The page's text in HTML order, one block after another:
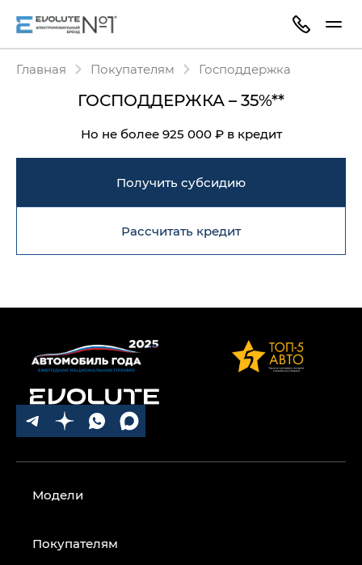
Главная Покупателям Господдержка
ГОСПОДДЕРЖКА – 35%**
Но не более 925 000 ₽ в кредит
Получить субсидию
Рассчитать кредит
Модели
Покупателям